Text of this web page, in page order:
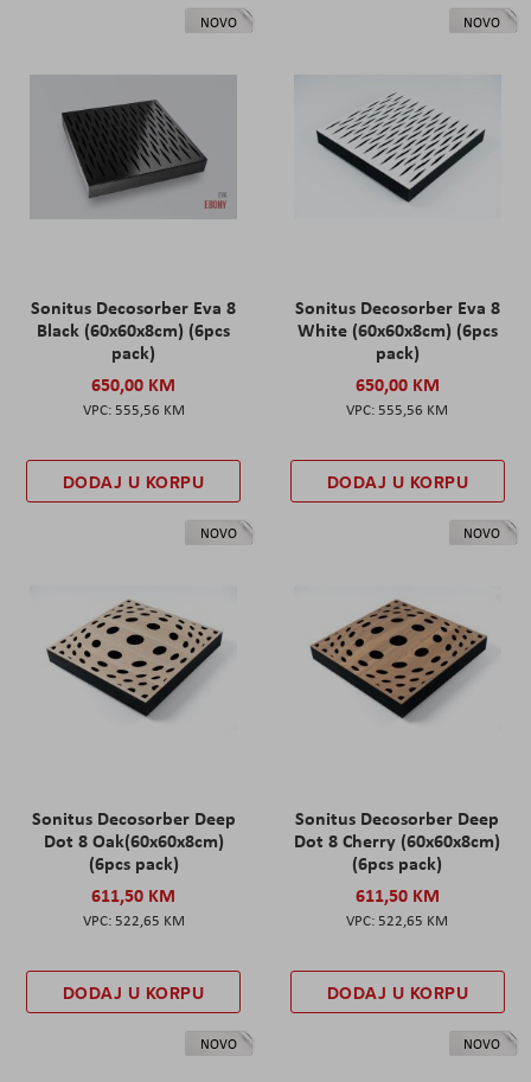
NOVO
Sonitus Decosorber Eva 8
Black (60x60x8cm) (6pcs
pack)
650,00 KM
555,56 KM
DODAJ U KORPU
NOVO
Sonitus Decosorber Eva 8
White (60x60x8cm) (6pcs
pack)
650,00 KM
555,56 KM
DODAJ U KORPU
NOVO
Sonitus Decosorber Deep
Dot 8 Oak(60x60x8cm)
(6pcs pack)
611,50 KM
522,65 KM
DODAJ U KORPU
NOVO
Sonitus Decosorber Deep
Dot 8 Cherry (60x60x8cm)
(6pcs pack)
611,50 KM
522,65 KM
DODAJ U KORPU
NOVO NOVO